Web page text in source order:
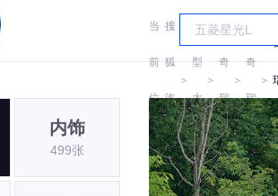
当
前
位
置:
搜
狐
汽
车
＞
车
型
大
全
＞
奇
瑞
＞
奇
瑞
＞
内饰
499张